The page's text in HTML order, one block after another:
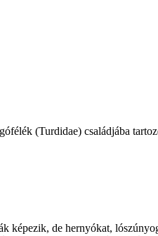
(Turdidae) családjába
képezik, de hernyókat,